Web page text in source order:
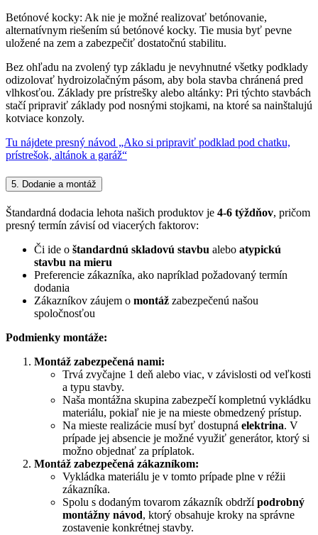
Betónové kocky: Ak nie je možné realizovať betónovanie,
alternatívnym riešením sú betónové kocky. Tie musia byť pevne
uložené na zem a zabezpečiť dostatočnú stabilitu.
Bez ohľadu na zvolený typ základu je nevyhnutné všetky podklady
odizolovať hydroizolačným pásom, aby bola stavba chránená pred
vlhkosťou. Základy pre prístrešky alebo altánky: Pri týchto stavbách
stačí pripraviť základy pod nosnými stojkami, na ktoré sa nainštalujú
kotviace konzoly.
Tu nájdete presný návod „Ako si pripraviť podklad pod chatku,
prístrešok, altánok a garáž“
5. Dodanie a montáž
Štandardná dodacia lehota našich produktov je 4-6 týždňov, pričom
presný termín závisí od viacerých faktorov:
Či ide o štandardnú skladovú stavbu alebo atypickú
stavbu na mieru
Preferencie zákazníka, ako napríklad požadovaný termín
dodania
Zákazníkov záujem o montáž zabezpečenú našou
spoločnosťou
Podmienky montáže:
Montáž zabezpečená nami:
Trvá zvyčajne 1 deň alebo viac, v závislosti od veľkosti
a typu stavby.
Naša montážna skupina zabezpečí kompletnú vykládku
materiálu, pokiaľ nie je na mieste obmedzený prístup.
Na mieste realizácie musí byť dostupná elektrina. V
prípade jej absencie je možné využiť generátor, ktorý si
možno objednať za príplatok.
Montáž zabezpečená zákazníkom:
Vykládka materiálu je v tomto prípade plne v réžii
zákazníka.
Spolu s dodaným tovarom zákazník obdržípodrobný
montážny návod, ktorý obsahuje kroky na správne
zostavenie konkrétnej stavby.